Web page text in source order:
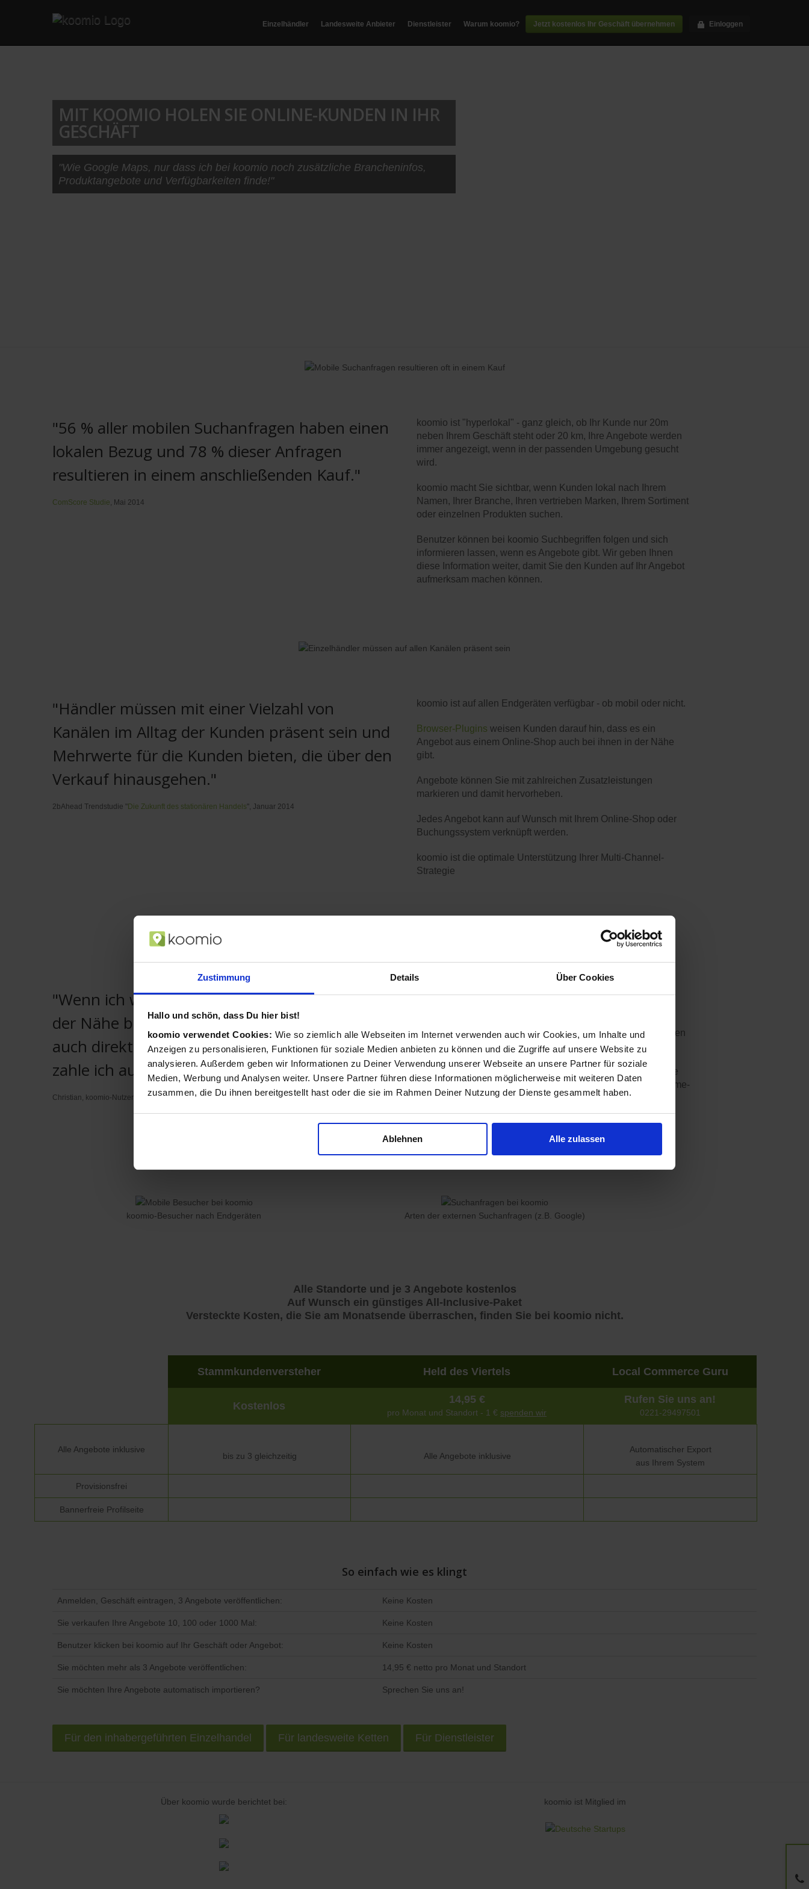
Zustimmung Details Über Cookies
Hallo und schön, dass Du hier bist!
koomio verwendet Cookies: Wie so ziemlich alle Webseiten im Internet verwenden auch wir Cookies, um Inhalte und
Anzeigen zu personalisieren, Funktionen für soziale Medien anbieten zu können und die Zugriffe auf unsere Website zu
analysieren. Außerdem geben wir Informationen zu Deiner Verwendung unserer Webseite an unsere Partner für soziale
Medien, Werbung und Analysen weiter. Unsere Partner führen diese Informationen möglicherweise mit weiteren Daten
zusammen, die Du ihnen bereitgestellt hast oder die sie im Rahmen Deiner Nutzung der Dienste gesammelt haben.
Ablehnen Alle zulassen
Einzelhändler Landesweite Anbieter Dienstleister Warum koomio? Jetzt kostenlos Ihr Geschäft übernehmen Einloggen
MIT KOOMIO HOLEN SIE ONLINE-KUNDEN IN IHR
GESCHÄFT
"Wie Google Maps, nur dass ich bei koomio noch zusätzliche Brancheninfos,
Produktangebote und Verfügbarkeiten finde!"
"56 % aller mobilen Suchanfragen haben einen
lokalen Bezug und 78 % dieser Anfragen
resultieren in einem anschließenden Kauf."
ComScore Studie, Mai 2014
koomio ist "hyperlokal" - ganz gleich, ob Ihr Kunde nur 20m
neben Ihrem Geschäft steht oder 20 km, Ihre Angebote werden
immer angezeigt, wenn in der passenden Umgebung gesucht
wird.
koomio macht Sie sichtbar, wenn Kunden lokal nach Ihrem
Namen, Ihrer Branche, Ihren vertrieben Marken, Ihrem Sortiment
oder einzelnen Produkten suchen.
Benutzer können bei koomio Suchbegriffen folgen und sich
informieren lassen, wenn es Angebote gibt. Wir geben Ihnen
diese Information weiter, damit Sie den Kunden auf Ihr Angebot
aufmerksam machen können.
"Händler müssen mit einer Vielzahl von
Kanälen im Alltag der Kunden präsent sein und
Mehrwerte für die Kunden bieten, die über den
Verkauf hinausgehen."
2bAhead Trendstudie "Die Zukunft des stationären Handels ", Januar 2014
koomio ist auf allen Endgeräten verfügbar - ob mobil oder nicht.
Browser-Plugins weisen Kunden darauf hin, dass es ein
Angebot aus einem Online-Shop auch bei ihnen in der Nähe
gibt.
Angebote können Sie mit zahlreichen Zusatzleistungen
markieren und damit hervorheben.
Jedes Angebot kann auf Wunsch mit Ihrem Online-Shop oder
Buchungssystem verknüpft werden.
koomio ist die optimale Unterstützung Ihrer Multi-Channel-
Strategie
"Wenn ich weiß, dass ich das Produkt sofort in
der Nähe bekomme oder mir vom Händler
auch direkt nach Hause liefern lassen kann,
zahle ich auch etwas mehr."
Christian, koomio-Nutzer
Ihre Kunden merken sich Ihr Geschäft und sehen stets Ihre
Kunden folgen Artikeln mit einem Wunschpreis und Sie können
darauf reagieren.
Ihre Angebote ergänzen Sie mühelos um Besonderheiten wie
"inkl. Lieferung", "inkl. Ersatzwagen", "inkl. Aufbau" oder "Same-
Day-Delivery möglich".
koomio-Besucher nach Endgeräten Arten der externen Suchanfragen (z.B. Google)
Alle Standorte und je 3 Angebote kostenlos
Auf Wunsch ein günstiges All-Inclusive-Paket
Versteckte Kosten, die Sie am Monatsende überraschen, finden Sie bei koomio nicht.
Stammkundenversteher Held des Viertels Local Commerce Guru
Kostenlos
14,95 €
pro Monat und Standort - 1 € spenden wir
Rufen Sie uns an!
0221-29497501
Alle Angebote inklusive
bis zu 3 gleichzeitig Alle Angebote inklusive
Automatischer Export
aus Ihrem System
Provisionsfrei
Bannerfreie Profilseite
So einfach wie es klingt
Anmelden, Geschäft eintragen, 3 Angebote veröffentlichen: Keine Kosten
Sie verkaufen Ihre Angebote 10, 100 oder 1000 Mal: Keine Kosten
Benutzer klicken bei koomio auf Ihr Geschäft oder Angebot: Keine Kosten
Sie möchten mehr als 3 Angebote veröffentlichen: 14,95 € netto pro Monat und Standort
Sie möchten Ihre Angebote automatisch importieren? Sprechen Sie uns an!
Für den inhabergeführten Einzelhandel Für landesweite Ketten Für Dienstleister
Über koomio wurde berichtet bei: koomio ist Mitglied im